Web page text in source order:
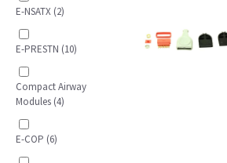
E-NSATX (2)
E-PRESTN (10)
Compact Airway
Modules (4)
E-COP (6)